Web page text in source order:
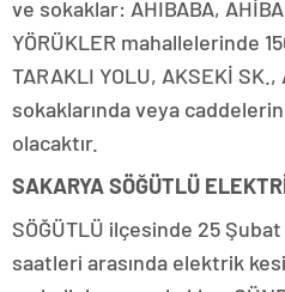
ve sokaklar: AHIBABA,
YÖRÜKLER mahallelerinde
TARAKLI YOLU, AKSEKİ
sokaklarında veya
olacaktır.
SAKARYA SÖĞÜTLÜ
SÖĞÜTLÜ ilçesinde 25
saatleri arasında elektrik